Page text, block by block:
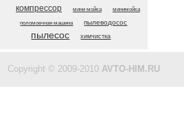
компрессор мини мойка минимойка
поломоечная машина пылеводосос
пылесос химчистка
Copyright © 2009-2010 AVTO-HIM.RU